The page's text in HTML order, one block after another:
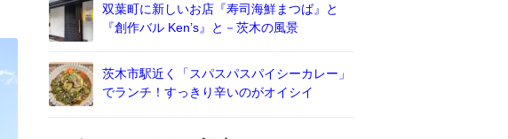
双葉町に新しいお店『寿司海鮮まつば』と
『創作バル Ken’s』と－茨木の風景
茨木市駅近く「スパスパスパイシーカレー」
でランチ！すっきり辛いのがオイシイ